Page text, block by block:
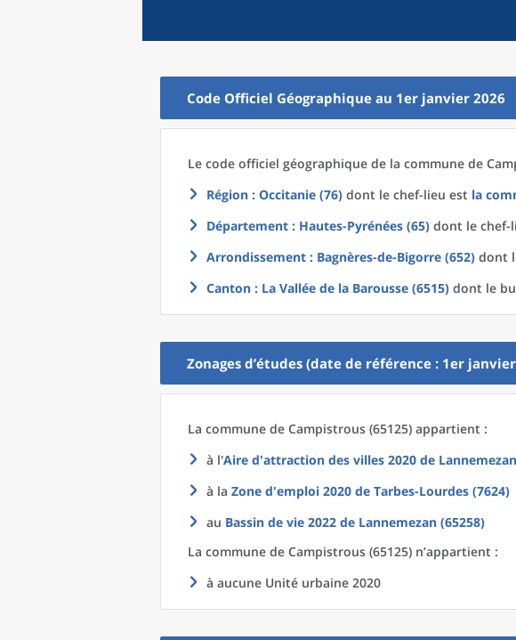
Code Officiel Géographique au 1er janvier 2026
Le code officiel géographique de la commune de
Région : Occitanie (76) dont le chef-lieu est la
Département : Hautes-Pyrénées (65) dont le chef-
Arrondissement : Bagnères-de-Bigorre (652) dont
Canton : La Vallée de la Barousse (6515) dont le
Zonages d’études (date de référence : 1er
La commune de Campistrous (65125) appartient :
à l'Aire d'attraction des villes 2020 de
à la Zone d'emploi 2020 de Tarbes-Lourdes (7624)
au Bassin de vie 2022 de Lannemezan (65258)
La commune de Campistrous (65125) n’appartient :
à aucune Unité urbaine 2020